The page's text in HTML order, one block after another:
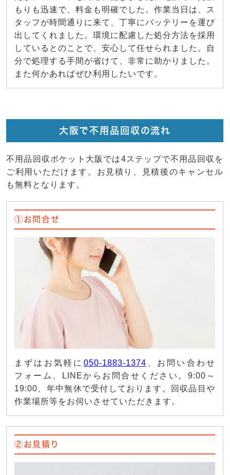
もりも迅速で、料金も明確でした。作業当日は、ス
タッフが時間通りに来て、丁寧にバッテリーを運び
出してくれました。環境に配慮した処分方法を採用
しているとのことで、安心して任せられました。自
分で処理する手間が省けて、非常に助かりました。
また何かあればぜひ利用したいです。
大阪で不用品回収の流れ
不用品回収ポケット大阪では4ステップで不用品回収を
ご利用いただけます。お見積り、見積後のキャンセル
も無料となります。
①お問合せ
まずはお気軽に 050-1883-1374 、お問い合わせ
フォーム、LINEからお問合せください。9:00～
19:00、年中無休で受付しております。回収品目や
作業場所等をお伺いさせていただきます。
②お見積り